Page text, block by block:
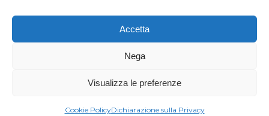
Accetta
Nega
Visualizza le preferenze
Cookie PolicyDichiarazione sulla Privacy
VENICE MARATHON
XAVIER CHEVRIER
YEMAN CRIPPA
Chi siamo | Termini d'uso | Privacy |